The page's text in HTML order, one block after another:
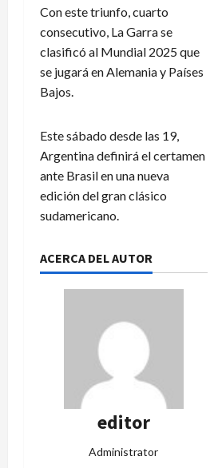
Con este triunfo, cuarto
consecutivo, La Garra se
clasificó al Mundial 2025 que
se jugará en Alemania y Países
Bajos.
Este sábado desde las 19,
Argentina definirá el certamen
ante Brasil en una nueva
edición del gran clásico
sudamericano.
ACERCA DEL AUTOR
editor
Administrator